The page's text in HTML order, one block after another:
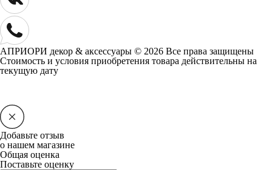
АПРИОРИ декор & аксессуары © 2026 Все права защищены
Cтоимость и условия приобретения товара действительны на
текущую дату
Добавьте отзыв
о нашем магазине
Общая оценка
Поставьте оценку